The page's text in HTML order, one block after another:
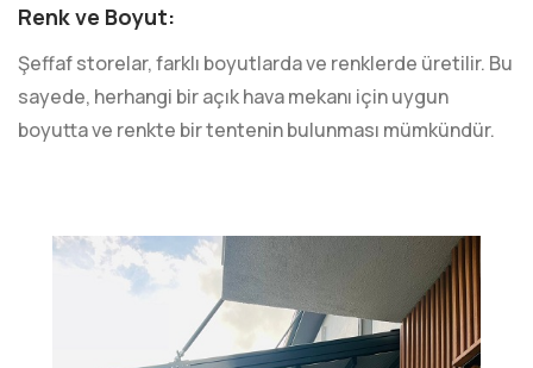
Renk ve Boyut:
Şeffaf storelar, farklı boyutlarda ve renklerde üretilir. Bu
sayede, herhangi bir açık hava mekanı için uygun
boyutta ve renkte bir tentenin bulunması mümkündür.